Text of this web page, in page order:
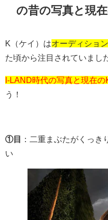
の昔の写真と現
K（ケイ）はオーディショ
た頃から注目されていまし
I-LAND時代の写真と現在
う！
①目
：二重まぶたがくっき
い